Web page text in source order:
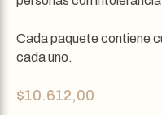
Cada paquete contiene
cada uno.
$10.612,00